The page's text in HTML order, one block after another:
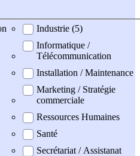
Industrie (5)
Informatique /
Télécommunication
Installation / Maintenance
Marketing / Stratégie
commerciale
Ressources Humaines
Santé
Secrétariat / Assistanat